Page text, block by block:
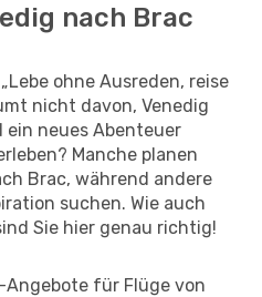
nach Brac
ohne Ausreden, reise
nicht davon, Venedig
neues Abenteuer
Manche planen
Brac, während andere
suchen. Wie auch
Sie hier genau richtig!
Angebote für Flüge von